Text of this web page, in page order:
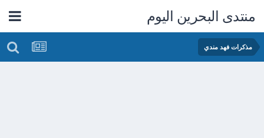
منتدى البحرين اليوم
مذكرات فهد مندي